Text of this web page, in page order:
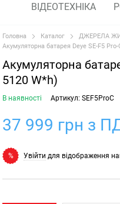
ВІДЕОТЕХНІКА
Головна Каталог ДЖЕРЕЛА
Акумуляторна батарея Deye SE-F5
Акумуляторна
5120 W*h)
В наявності Артикул: SEF5ProC
37 999 грн з
% Увійти для відображення